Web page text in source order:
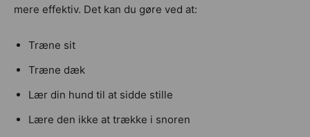
mere effektiv. Det kan du gøre ved at:
Træne sit
Træne dæk
Lær din hund til at sidde stille
Lære den ikke at trække i snoren